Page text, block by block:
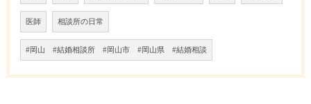
医師 相談所の日常
#岡山 #結婚相談所 #岡山市 #岡山県 #結婚相談